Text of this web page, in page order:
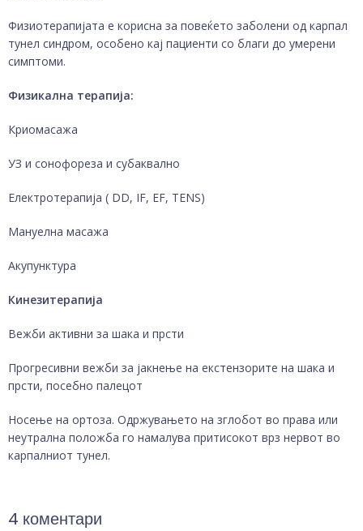
Физиотерапијата е корисна за повеќето заболени од карпал
тунел синдром, особено кај пациенти со благи до умерени
симптоми.
Физикална терапија:
Криомасажа
УЗ и сонофореза и субаквално
Електротерапија ( DD, IF, EF, TENS)
Мануелна масажа
Акупунктура
Кинезитерапија
Вежби активни за шака и прсти
Прогресивни вежби за јакнење на екстензорите на шака и
прсти, посебно палецот
Носење на ортоза. Одржувањето на зглобот во права или
неутрална положба го намалува притисокот врз нервот во
карпалниот тунел.
4 коментари